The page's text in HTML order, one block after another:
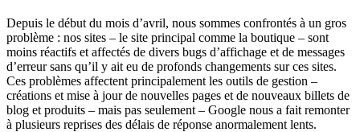
Depuis le début du mois d’avril, nous sommes confrontés à un gros
problème : nos sites – le site principal comme la boutique – sont
moins réactifs et affectés de divers bugs d’affichage et de messages
d’erreur sans qu’il y ait eu de profonds changements sur ces sites.
Ces problèmes affectent principalement les outils de gestion –
créations et mise à jour de nouvelles pages et de nouveaux billets de
blog et produits – mais pas seulement – Google nous a fait remonter
à plusieurs reprises des délais de réponse anormalement lents.